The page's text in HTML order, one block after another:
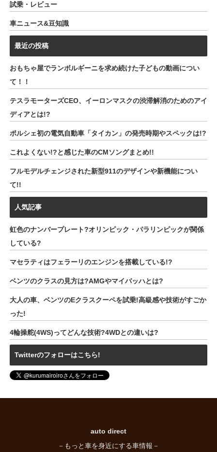
試乗・レビュー
車ニュース&豆知識
最近の投稿
おもちゃ屋でランボルギーニを求め続けた子どもの動画につい
て！！
テスラモーターズCEO、イーロンマスクの渋滞解消のためのアイ
ディアとは!?
ポルシェ初の電気自動車「タイカン」の発売時期やスペックは!?
これよくない!?と感じた車のCMソングまとめ!!
フルモデルチェンジされた新型911のデザインや新機能につい
て!!
人気記事
虹色のナンバープレート?オリンピック・パラリンピックが関係
している?
マセラティはフェラーリのエンジンを搭載している!?
ベンツのクラスの見方は?AMGやマイバッハとは?
大人の車、ベンツのEクラスクーペを試乗!高級感や技術がすごか
った!
4輪操舵(4WS)ってどんな技術?4WDとの違いは?
Twitterのフォローはこちら!
auto direct
－もっと車を身近にする車情報－